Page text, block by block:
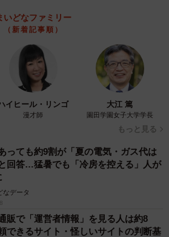
いどなファミリー
（新着記事順）
イヒール・リンゴ
漫才師
大江 篤
園田学園女子大学学長
もっと見る
っても約9割が「夏の電気・ガス代は
回答…猛暑でも「冷房を控える」人が
なデータ
販で「運営者情報」を見る人は約8
きるサイト・怪しいサイトの判断基